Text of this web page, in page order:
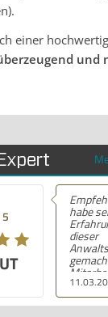
einer
und
habe
dieser
haben